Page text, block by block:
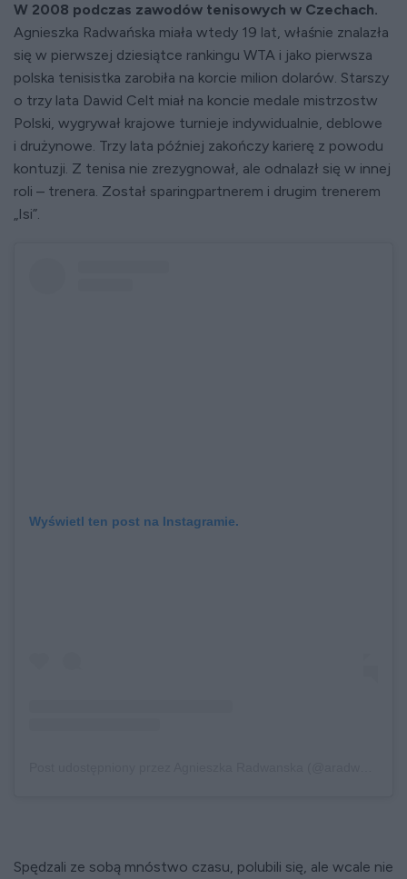
W 2008 podczas zawodów tenisowych w Czechach.
Agnieszka Radwańska miała wtedy 19 lat, właśnie znalazła
się w pierwszej dziesiątce rankingu WTA i jako pierwsza
polska tenisistka zarobiła na korcie milion dolarów. Starszy
o trzy lata Dawid Celt miał na koncie medale mistrzostw
Polski, wygrywał krajowe turnieje indywidualnie, deblowe
i drużynowe. Trzy lata później zakończy karierę z powodu
kontuzji. Z tenisa nie zrezygnował, ale odnalazł się w innej
roli – trenera. Został sparingpartnerem i drugim trenerem
„Isi”.
Wyświetl ten post na Instagramie.
Spędzali ze sobą mnóstwo czasu, polubili się, ale wcale nie